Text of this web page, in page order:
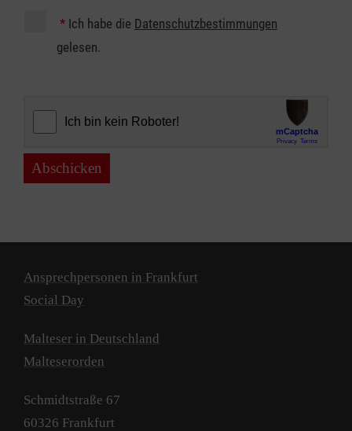
* Ich habe die Datenschutzbestimmungen
gelesen.
Abschicken
Ansprechpersonen in Frankfurt
Social Day
Malteser in Deutschland
Malteserorden
Schmidtstraße 67
60326 Frankfurt